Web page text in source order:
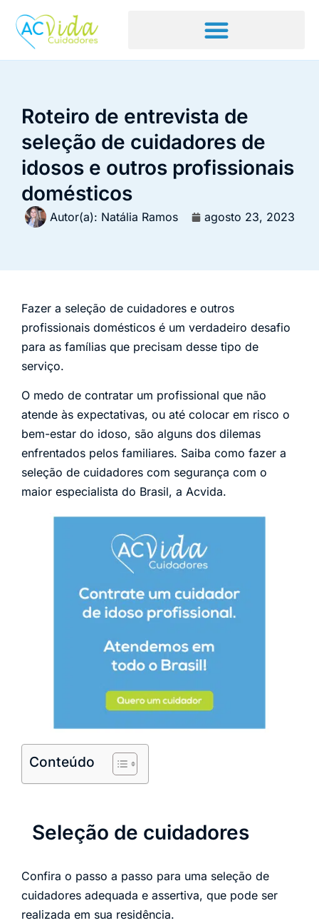
Roteiro de entrevista de
seleção de cuidadores de
idosos e outros profissionais
domésticos
Autor(a): Natália Ramos agosto 23, 2023
Fazer a seleção de cuidadores e outros
profissionais domésticos é um verdadeiro desafio
para as famílias que precisam desse tipo de
serviço.
O medo de contratar um profissional que não
atende às expectativas, ou até colocar em risco o
bem-estar do idoso, são alguns dos dilemas
enfrentados pelos familiares. Saiba como fazer a
seleção de cuidadores com segurança com o
maior especialista do Brasil, a Acvida.
Conteúdo
Seleção de cuidadores
Confira o passo a passo para uma seleção de
cuidadores adequada e assertiva, que pode ser
realizada em sua residência.